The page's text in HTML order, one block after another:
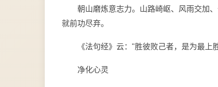
朝山磨炼意志力。山路崎岖、风雨交加
就前功尽弃。
《法句经》云："胜彼败己者，是为最
净化心灵